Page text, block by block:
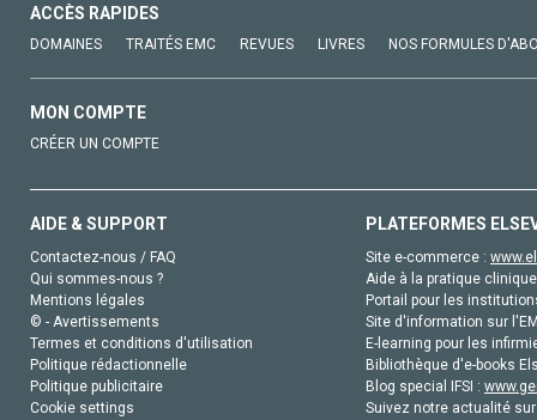
ACCÈS RAPIDES
DOMAINES TRAITÉS EMC REVUES LIVRES NOS FORMULES
MON COMPTE
CRÉER UN COMPTE
AIDE & SUPPORT
Contactez-nous / FAQ
Qui sommes-nous ?
Mentions légales
© - Avertissements
Termes et conditions d'utilisation
Politique rédactionnelle
Politique publicitaire
Cookie settings
PLATEFORMES
Site e-commerce :
Aide à la pratique
Portail pour les
Site d'information sur
E-learning pour les
Bibliothèque d'e-books
Blog special IFSI :
Suivez notre actualité